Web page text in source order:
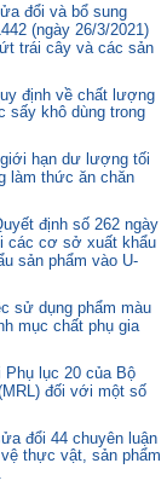
đổi và bổ sung
(ngày 26/3/2021)
trái cây và các sản
định về chất lượng
sấy khô dùng trong
hạn dư lượng tối
làm thức ăn chăn
định số 262 ngày
các cơ sở xuất khẩu
sản phẩm vào U-
sử dụng phẩm màu
mục chất phụ gia
lục 20 của Bộ
đối với một số
đổi 44 chuyên luận
thực vật, sản phẩm